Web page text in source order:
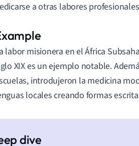
a otras labores
labor misionera en el África
XIX es un ejemplo notable.
introdujeron la medicina
locales creando formas